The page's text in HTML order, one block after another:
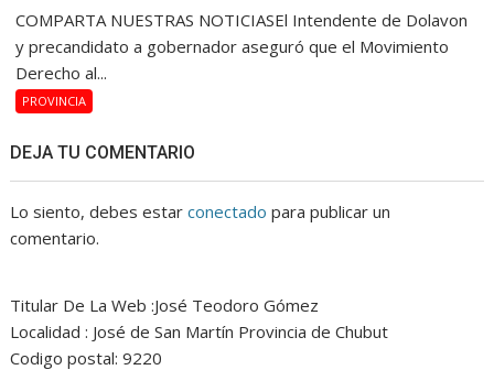
COMPARTA NUESTRAS NOTICIASEl Intendente de Dolavon
y precandidato a gobernador aseguró que el Movimiento
Derecho al...
PROVINCIA
DEJA TU COMENTARIO
Lo siento, debes estarconectado para publicar un
comentario.
Titular De La Web :José Teodoro Gómez
Localidad : José de San Martín Provincia de Chubut
Codigo postal: 9220